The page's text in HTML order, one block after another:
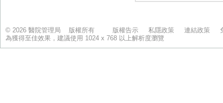
© 2026 醫院管理局 版權所有 版權告示 私隱政策 連結政策
為獲得至佳效果，建議使用 1024 x 768 以上解析度瀏覽